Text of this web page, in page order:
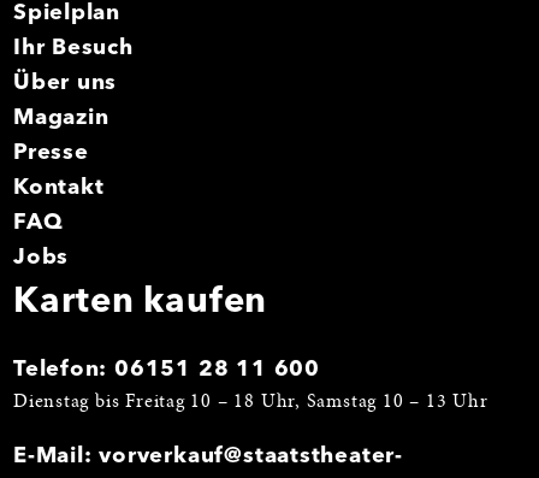
Spielplan
Ihr Besuch
Über uns
Magazin
Presse
Kontakt
FAQ
Jobs
Karten kaufen
Telefon:06151 28 11 600
Dienstag bis Freitag 10 – 18 Uhr, Samstag 10 – 13 Uhr
E-Mail:vorverkauf@staatstheater-